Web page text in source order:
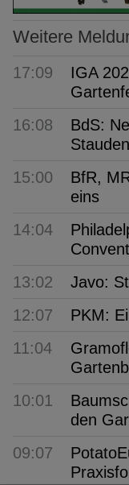
Weitere
17:09
IGA
16:08
BdS:
15:00
BfR,
eins
14:04
13:02
Javo:
12:07
PKM:
11:04
10:01
den
09:07